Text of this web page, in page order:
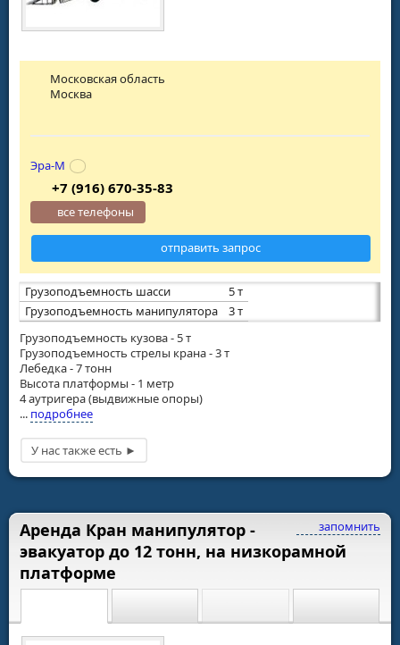
Грузоподъемность шасси
5 т
Грузоподъемность манипулятора
3 т
Грузоподъемность кузова - 5 т
Грузоподъемность стрелы крана - 3 т
Лебедка - 7 тонн
Высота платформы - 1 метр
4 аутригера (выдвижные опоры)
... подробнее
Московская область
Москва
Эра-М
+7 (916) 670-35-83
все телефоны
отправить запрос
запомнить
Аренда Кран манипулятор -
эвакуатор до 12 тонн, на низкорамной
платформе